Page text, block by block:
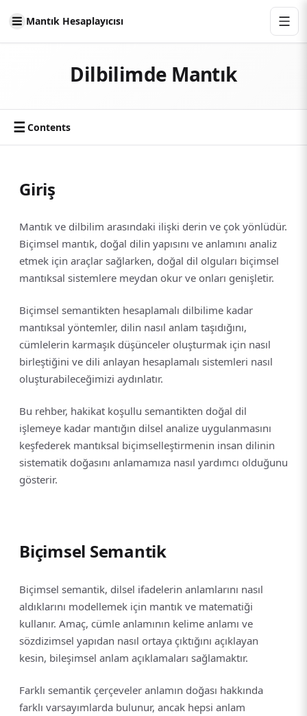
Mantık Hesaplayıcısı
Dilbilimde Mantık
☰ Contents
Giriş
Mantık ve dilbilim arasındaki ilişki derin ve çok yönlüdür.
Biçimsel mantık, doğal dilin yapısını ve anlamını analiz
etmek için araçlar sağlarken, doğal dil olguları biçimsel
mantıksal sistemlere meydan okur ve onları genişletir.
Biçimsel semantikten hesaplamalı dilbilime kadar
mantıksal yöntemler, dilin nasıl anlam taşıdığını,
cümlelerin karmaşık düşünceler oluşturmak için nasıl
birleştiğini ve dili anlayan hesaplamalı sistemleri nasıl
oluşturabileceğimizi aydınlatır.
Bu rehber, hakikat koşullu semantikten doğal dil
işlemeye kadar mantığın dilsel analize uygulanmasını
keşfederek mantıksal biçimselleştirmenin insan dilinin
sistematik doğasını anlamamıza nasıl yardımcı olduğunu
gösterir.
Biçimsel Semantik
Biçimsel semantik, dilsel ifadelerin anlamlarını nasıl
aldıklarını modellemek için mantık ve matematiği
kullanır. Amaç, cümle anlamının kelime anlamı ve
sözdizimsel yapıdan nasıl ortaya çıktığını açıklayan
kesin, bileşimsel anlam açıklamaları sağlamaktır.
Farklı semantik çerçeveler anlamın doğası hakkında
farklı varsayımlarda bulunur, ancak hepsi anlam